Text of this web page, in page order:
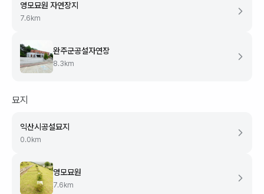
영모묘원 자연장지
7.6 km
완주군공설자연장
8.3 km
묘지
익산시공설묘지
0.0 km
영모묘원
7.6 km